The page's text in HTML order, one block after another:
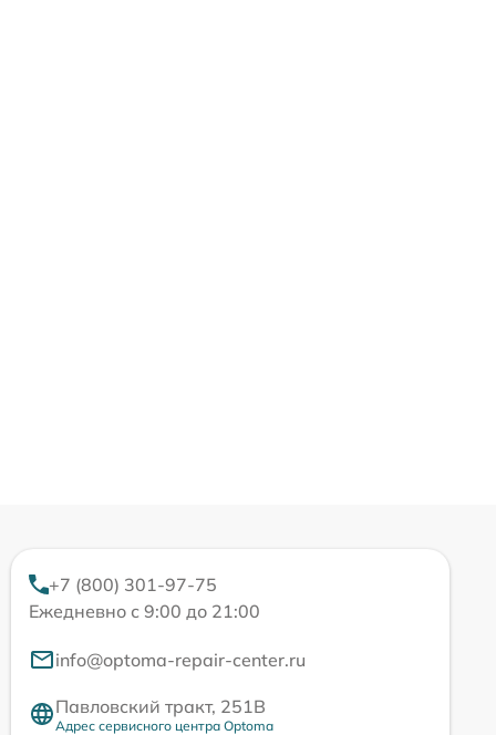
+7 (800) 301-97-75
Ежедневно с 9:00 до 21:00
info@optoma-repair-center.ru
Павловский тракт, 251В
Адрес сервисного центра Optoma